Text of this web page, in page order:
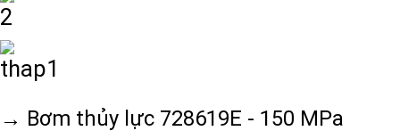
→ Bơm thủy lực 728619E - 150 MPa